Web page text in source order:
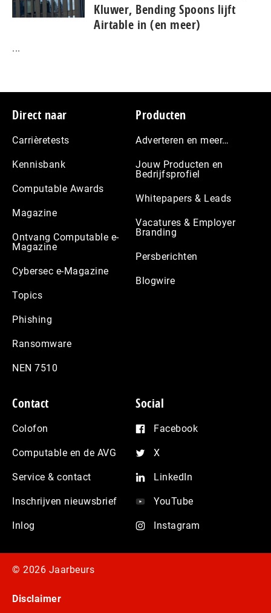
Kluwer, Bending Spoons lijft
Airtable in (en meer)
...
Footer
Direct naar
Carrièretests
Kennisbank
Computable Awards
Magazine
Ontvang Computable e-
Magazine
Cybersec e-Magazine
Topics
Phishing
Ransomware
NEN 7510
Producten
Adverteren en meer…
Jouw Producten en
Bedrijfsprofiel
Whitepapers & Leads
Vacatures & Employer
Branding
Persberichten
Blogwire
Contact
Colofon
Computable en de AVG
Service & contact
Inschrijven nieuwsbrief
Inlog
Social
Facebook
X
LinkedIn
YouTube
Instagram
© 2026 Jaarbeurs
Disclaimer